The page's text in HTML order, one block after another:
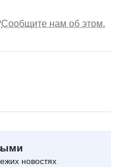
Сообщите нам об этом.
новостях